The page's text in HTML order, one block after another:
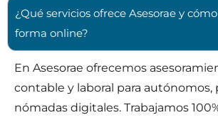
¿Qué servicios ofrece Asesorae y
forma online?
En Asesorae ofrecemos
contable y laboral para autónomos,
nómadas digitales. Trabajamos